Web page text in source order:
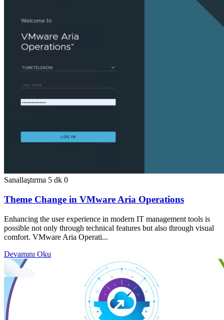
Sanallaştırma 5 dk 0
Theme Change in VMware Aria Operations
Enhancing the user experience in modern IT management tools is
possible not only through technical features but also through visual
comfort. VMware Aria Operati...
Devamını Oku